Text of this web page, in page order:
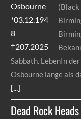
(Black
Sabbath. LebenIn
Osbourne lange als
[...]
Dead Rock Heads